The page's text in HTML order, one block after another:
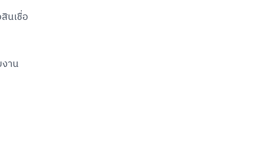
นเชื่อ
าน